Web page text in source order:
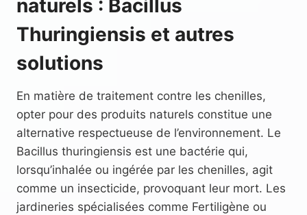
naturels : Bacillus
Thuringiensis et autres
solutions
En matière de traitement contre les chenilles,
opter pour des produits naturels constitue une
alternative respectueuse de l’environnement. Le
Bacillus thuringiensis est une bactérie qui,
lorsqu’inhalée ou ingérée par les chenilles, agit
comme un insecticide, provoquant leur mort. Les
jardineries spécialisées comme Fertiligène ou